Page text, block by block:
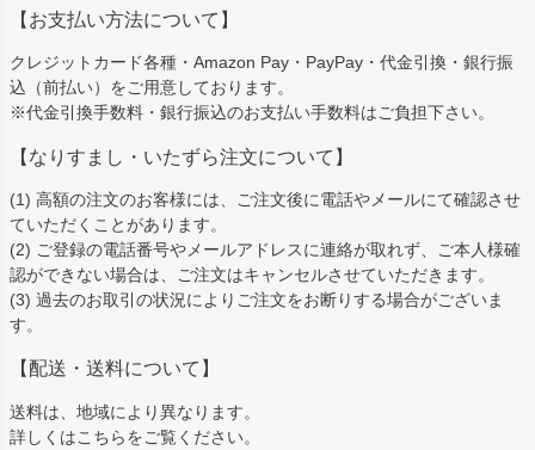
ップ
へ
【お支払い方法について】
クレジットカード各種・Amazon Pay・PayPay・代金引換・銀行振
込（前払い）をご用意しております。
※代金引換手数料・銀行振込のお支払い手数料はご負担下さい。
【なりすまし・いたずら注文について】
(1) 高額の注文のお客様には、ご注文後に電話やメールにて確認させ
ていただくことがあります。
(2) ご登録の電話番号やメールアドレスに連絡が取れず、ご本人様確
認ができない場合は、ご注文はキャンセルさせていただきます。
(3) 過去のお取引の状況によりご注文をお断りする場合がございま
す。
【配送・送料について】
送料は、地域により異なります。
詳しくはこちらをご覧ください。